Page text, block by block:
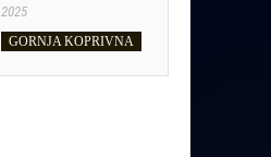
2025
GORNJA KOPRIVNA